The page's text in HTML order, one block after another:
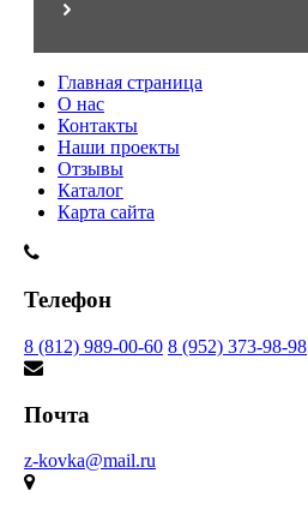
Главная страница
О нас
Контакты
Наши проекты
Отзывы
Каталог
Карта сайта
Телефон
8 (812) 989-00-60 8 (952) 373-98-98
Почта
z-kovka@mail.ru